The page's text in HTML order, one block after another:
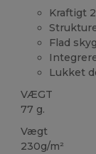
Kraftigt
Flad
Lukket
VÆGT
77 g.
Vægt
230g/m²